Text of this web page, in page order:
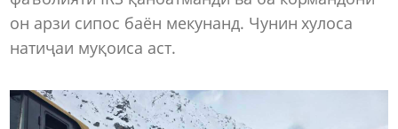
он арзи сипос баён мекунанд. Чунин хулоса
натиҷаи муқоиса аст.